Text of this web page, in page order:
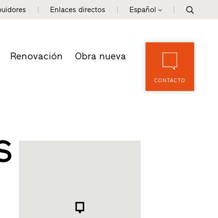
Enlaces directos Español
Renovación Obra nueva
CONTACTO